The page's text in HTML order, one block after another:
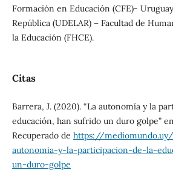
Formación en Educación (CFE)-
República (UDELAR) – Facultad de
la Educación (FHCE).
Citas
Barrera, J. (2020). “La autonomía y la
educación, han sufrido un duro golpe”
Recuperado de https://
autonomia-y-la-participacion-de-la-
un-duro-golpe